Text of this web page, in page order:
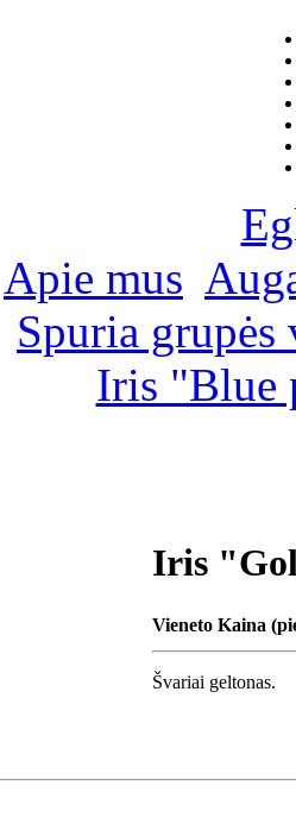
Apie mus
Spuria
Iris "Blue
Iris
Vieneto Kaina
Švariai geltonas.